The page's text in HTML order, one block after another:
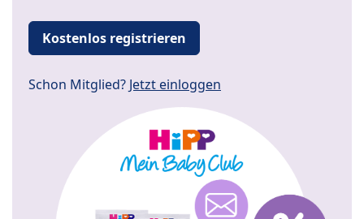
Kostenlos registrieren
Schon Mitglied? Jetzt einloggen